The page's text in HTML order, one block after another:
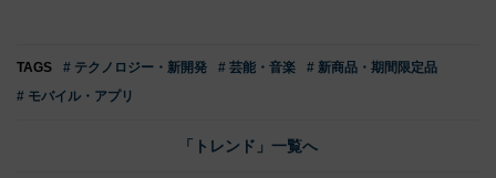
TAGS # テクノロジー・新開発 # 芸能・音楽
# 新商品・期間限定品
# モバイル・アプリ
「トレンド」一覧へ